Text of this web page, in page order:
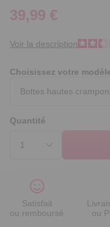
39,99 €
Voir la description
Choisissez votre
Quantité
Satisfait
ou remboursé
ou